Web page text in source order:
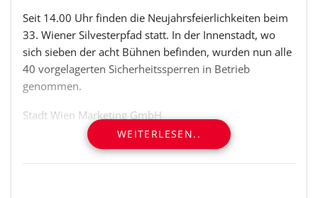
Seit 14.00 Uhr finden die Neujahrsfeierlichkeiten beim
33. Wiener Silvesterpfad statt. In der Innenstadt, wo
sich sieben der acht Bühnen befinden, wurden nun alle
40 vorgelagerten Sicherheitssperren in Betrieb
genommen.
Stadt Wien Marketing GmbH
Noah Schönhart
Medien- und Öffentlichkeitsarbeit
Tel: +43 1 319 82 00
WEITERLESEN..